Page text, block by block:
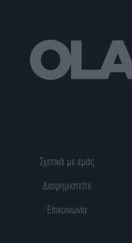
Σχετικά με εμάς
Διαφημιστείτε
Επικοινωνία